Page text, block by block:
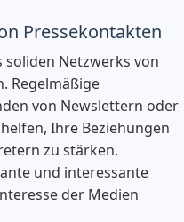
Pressekontakten
soliden Netzwerks von
Regelmäßige
von Newslettern oder
Ihre Beziehungen
zu stärken.
und interessante
der Medien